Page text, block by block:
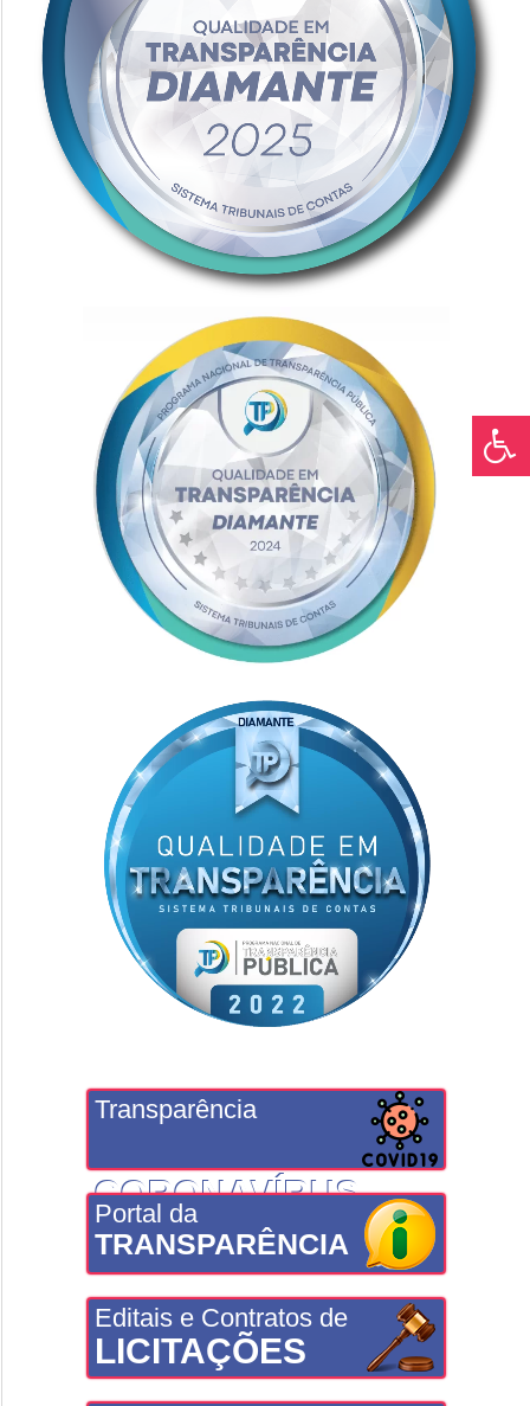
Transparência
CORONAVÍRUS
Portal da
TRANSPARÊNCIA
Editais e Contratos de
LICITAÇÕES